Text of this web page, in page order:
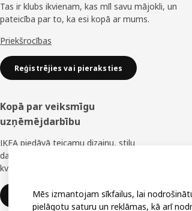
Tas ir klubs ikvienam, kas mīl savu mājokli, un
pateicība par to, ka esi kopā ar mums.
Priekšrocības
Reģistrējies vai pieraksties
Kopā par veiksmīgu
uzņēmējdarbību
IKEA piedāvā teicamu dizainu, stilu
daudzveidību, lielisku cenu un uzticamu
kvalitāti.
IKEA uzņēmumiem
Mēs izmantojam sīkfailus, lai
pielāgotu saturu un reklāmas, kā arī